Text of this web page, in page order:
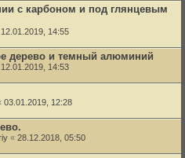
с карбоном и под глянцевым
12.01.2019, 14:55
дерево и темный алюминий
12.01.2019, 14:53
03.01.2019, 12:28
« 28.12.2018, 05:50